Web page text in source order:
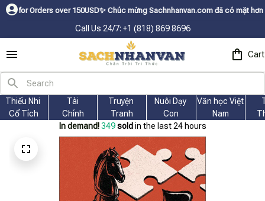
over 150USDㅤ✨Chúc mừng Sachnhanvan.com đã có mặt hơn 200 quốc
Call Us 24/7: +1 (818) 869 8696
Cart
Thiếu Nhi
Cổ Tích
Tài
Chính
Truyện
Tranh
Nuôi Dạy
Con
Văn học Việt
Nam
In demand! 350 sold in the last 24 hours